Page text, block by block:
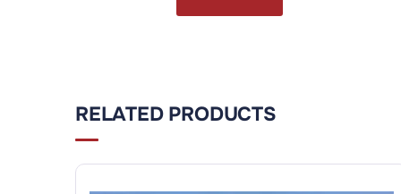
RELATED PRODUCTS